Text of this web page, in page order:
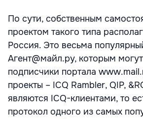
По сути, собственным
проектом такого типа
Россия. Это весьма
Агент@майл.ру, которым
подписчики портала
проекты – ICQ Rambler, QIP,
являются ICQ-клиентами, то
протокол одного из самых